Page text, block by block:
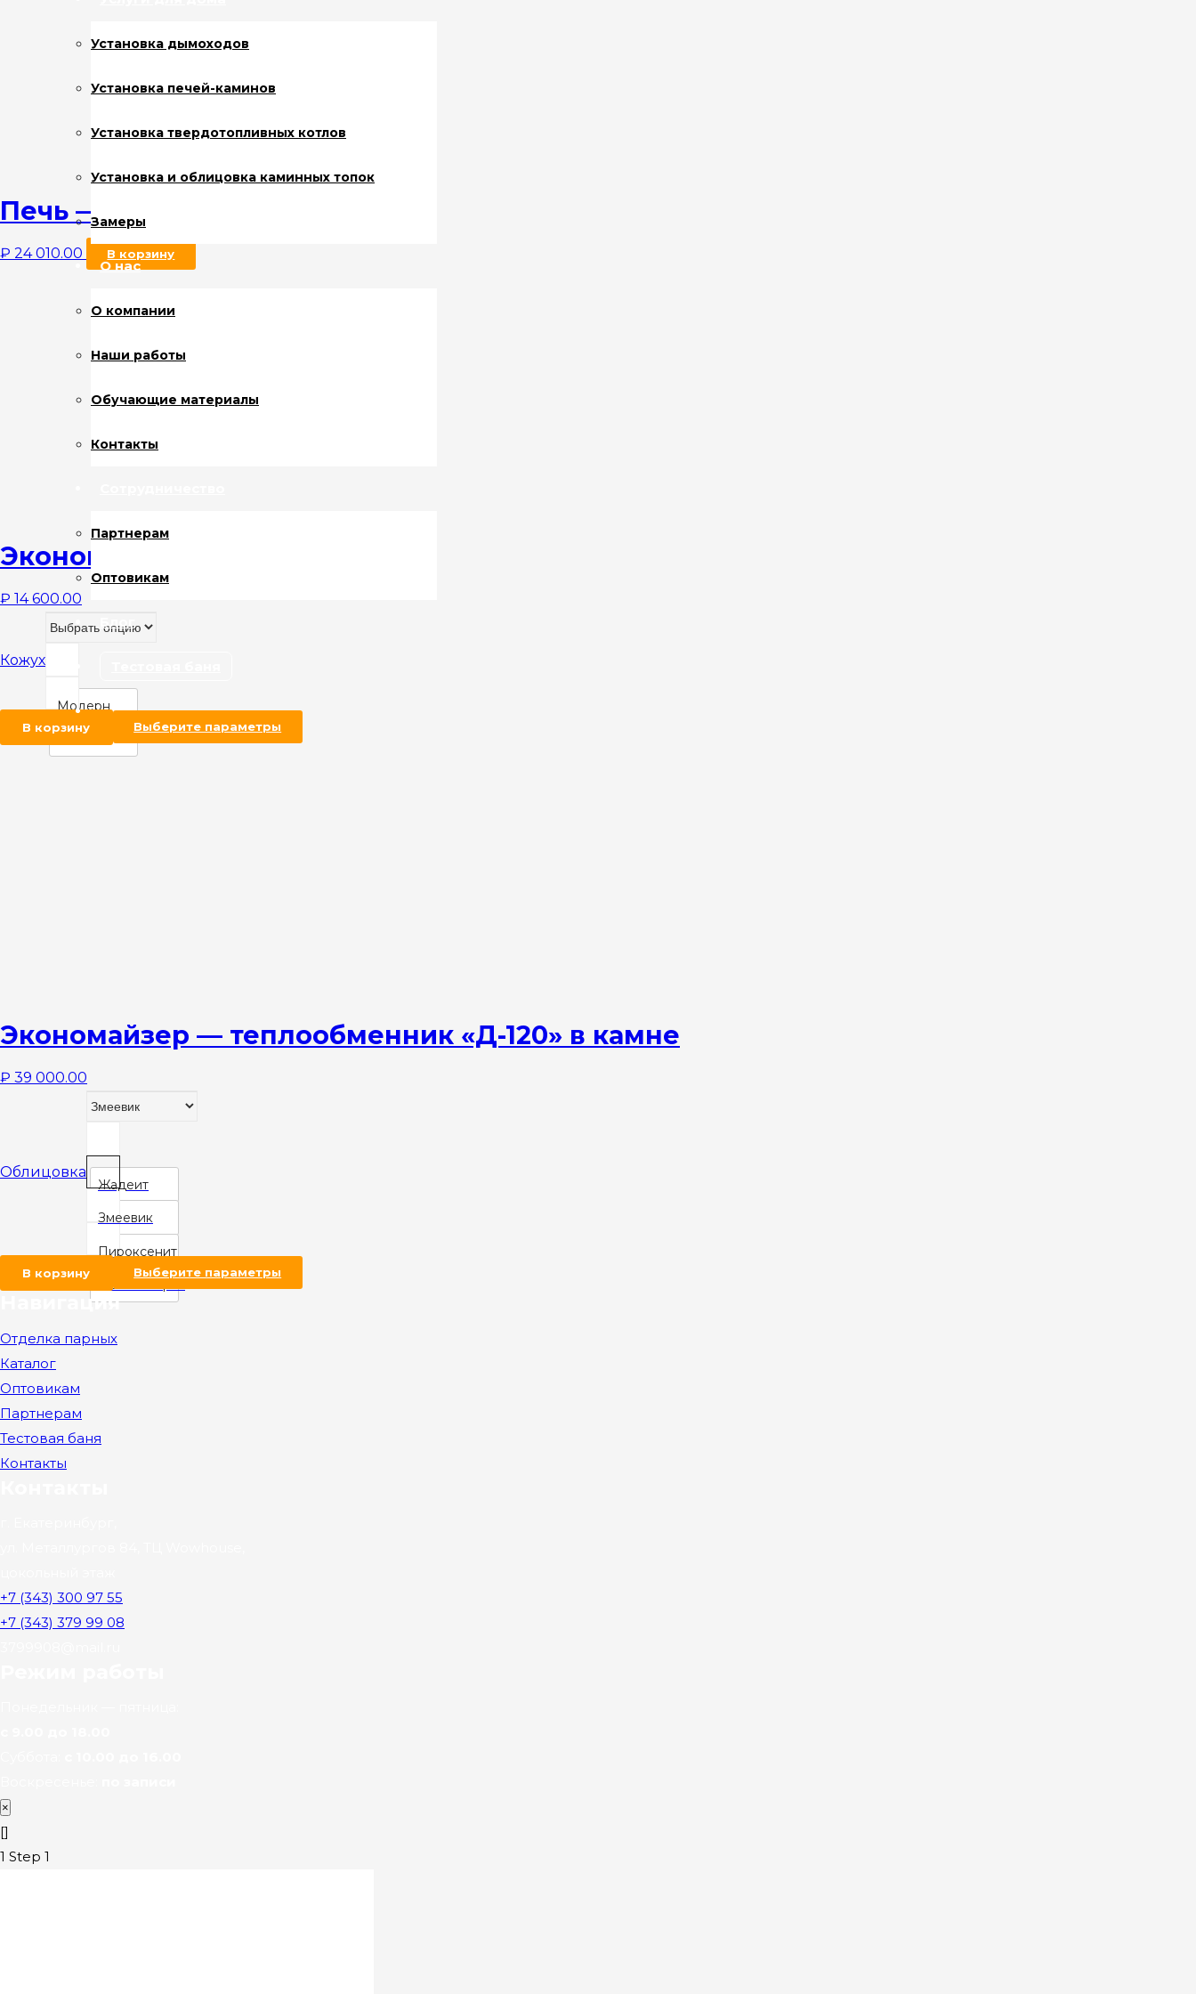
Установка дымоходов
Установка печей-каминов
Установка твердотопливных котлов
Установка и облицовка каминных топок
Замеры
О нас
О компании
Наши работы
Обучающие материалы
Контакты
Партнерам
Оптовикам
Блог
Печь — казан Самарканд
₽ 24 010.00 В корзину
Экономайзер «Д-120»
₽ 14 600.00
Кожух
Модерн
Хохлома
В корзину Выберите параметры
Экономайзер — теплообменник «Д-120» в камне
₽ 39 000.00
Облицовка
Жадеит
Змеевик
Пироксенит
Талькохлорит
В корзину Выберите параметры
Навигация
Отделка парных
Каталог
Оптовикам
Партнерам
Тестовая баня
Контакты
+7 (343) 300 97 55
+7 (343) 379 99 08
×
[]
1 Step 1